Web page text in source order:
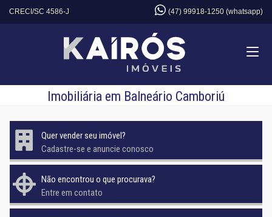
CRECI/SC 4586-J (47) 99918-1250 (whatsapp)
Imobiliária em Balneário Camboriú
Quer vender seu imóvel?
Cadastre-se e anuncie conosco
Não encontrou o que procurava?
Entre em contato